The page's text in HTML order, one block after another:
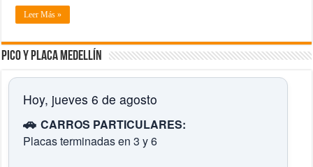
Leer Más »
Pico y placa Medellín
Hoy, jueves 6 de agosto
🚗 CARROS PARTICULARES:
Placas terminadas en 3 y 6